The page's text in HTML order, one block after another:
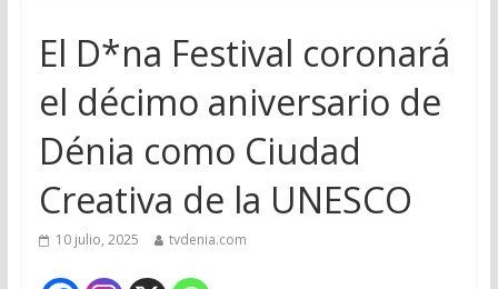
El D*na Festival coronará
el décimo aniversario de
Dénia como Ciudad
Creativa de la UNESCO
10 julio, 2025 tvdenia.com